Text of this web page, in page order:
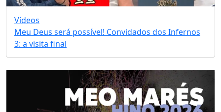
Vídeos
Meu Deus será possível! Convidados dos Infernos
3: a visita final